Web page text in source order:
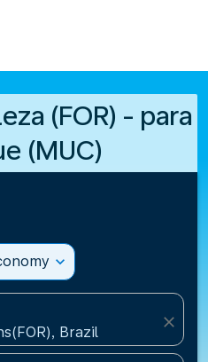
(FOR) - para
(MUC)
expand_more
Brazil
close